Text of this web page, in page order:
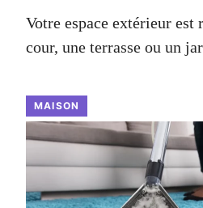
Votre espace extérieur
cour, une terrasse ou un
MAISON